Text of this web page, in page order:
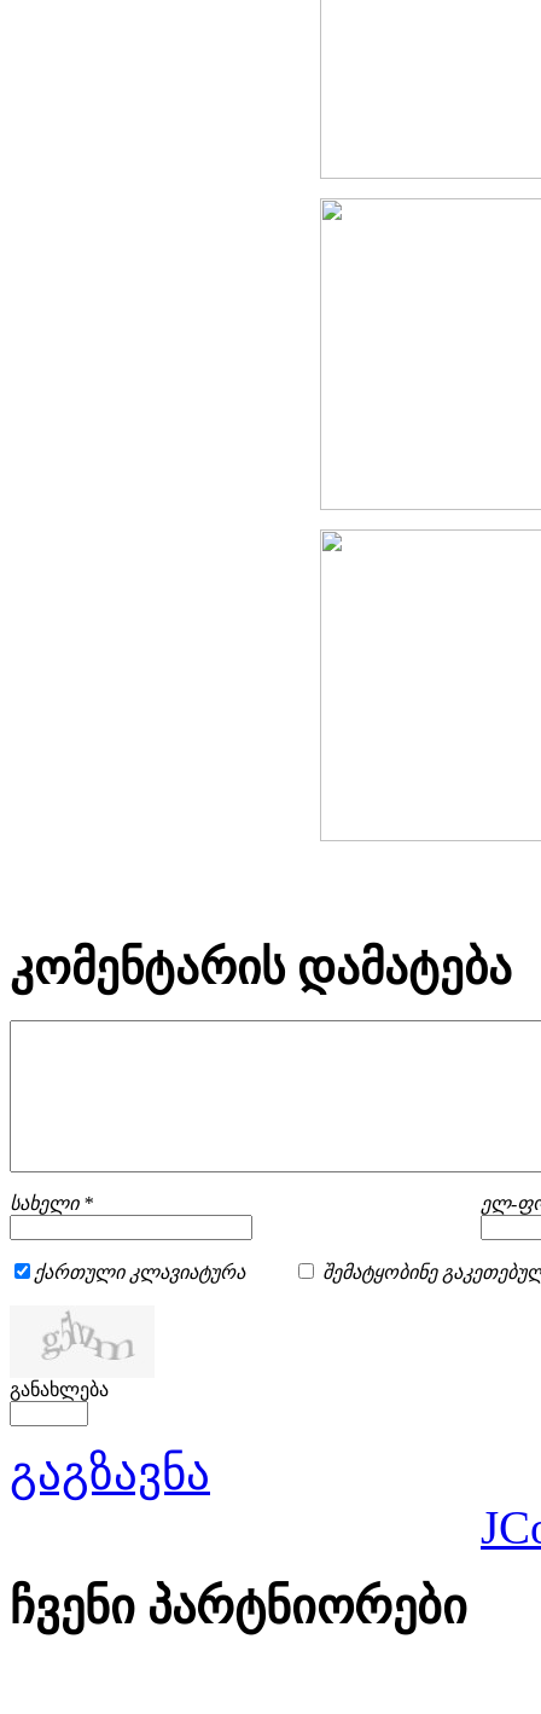
კომენტარის დამატება
სახელი * ელ-
ქართული კლავიატურა შემატყობინე
განახლება
გაგზავნა
ჩვენი პარტნიორები